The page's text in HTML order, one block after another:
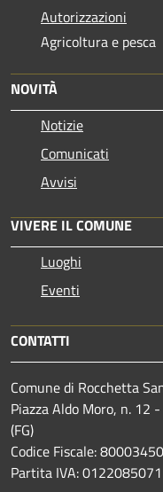
Autorizzazioni
Agricoltura e pesca
NOVITÀ
Notizie
Comunicati
Avvisi
VIVERE IL COMUNE
Luoghi
Eventi
CONTATTI
Comune di Rocchetta
Piazza Aldo Moro, n. 12
(FG)
Codice Fiscale:
Partita IVA: